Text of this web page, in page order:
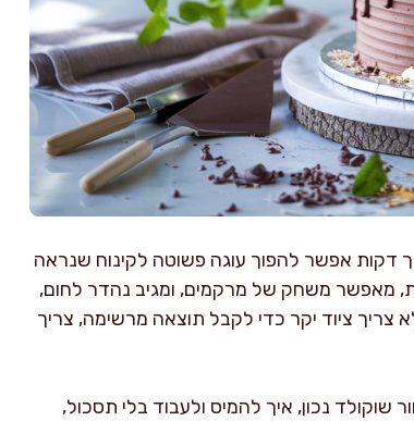
דקות אפשר להפוך עוגה פשוטה לקינוח שנראה
מאפשר משחק של מרקמים, ומגיב נהדר לחום,
צריך ציוד יקר כדי לקבל תוצאה מרשימה, צריך
נכון, איך להמיס ולעבוד בלי תסכול,